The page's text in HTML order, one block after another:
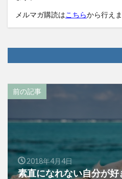
メルマガ購読はこちらから行えま
前の記事
2018年4月4日
素直になれない自分が